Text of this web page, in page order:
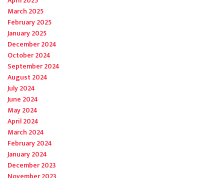
March 2025
February 2025
January 2025
December 2024
October 2024
September 2024
August 2024
July 2024
June 2024
May 2024
April 2024
March 2024
February 2024
January 2024
December 2023